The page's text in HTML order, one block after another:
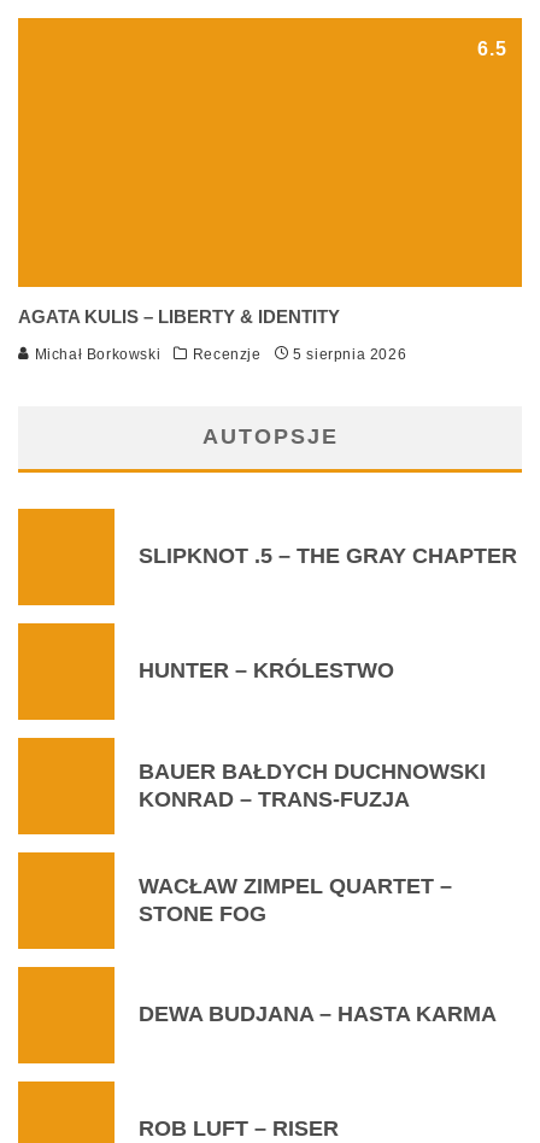
6.5
AGATA KULIS – LIBERTY & IDENTITY
Michał Borkowski Recenzje 5 sierpnia 2026
AUTOPSJE
SLIPKNOT .5 – THE GRAY CHAPTER
HUNTER – KRÓLESTWO
BAUER BAŁDYCH DUCHNOWSKI
KONRAD – TRANS-FUZJA
WACŁAW ZIMPEL QUARTET –
STONE FOG
DEWA BUDJANA – HASTA KARMA
ROB LUFT – RISER